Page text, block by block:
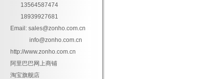
13564587474
18939927681
Email: sales@zonho.com.cn
info@zonho.com.cn
http://www.zonho.com.cn
阿里巴巴网上商铺
淘宝旗舰店